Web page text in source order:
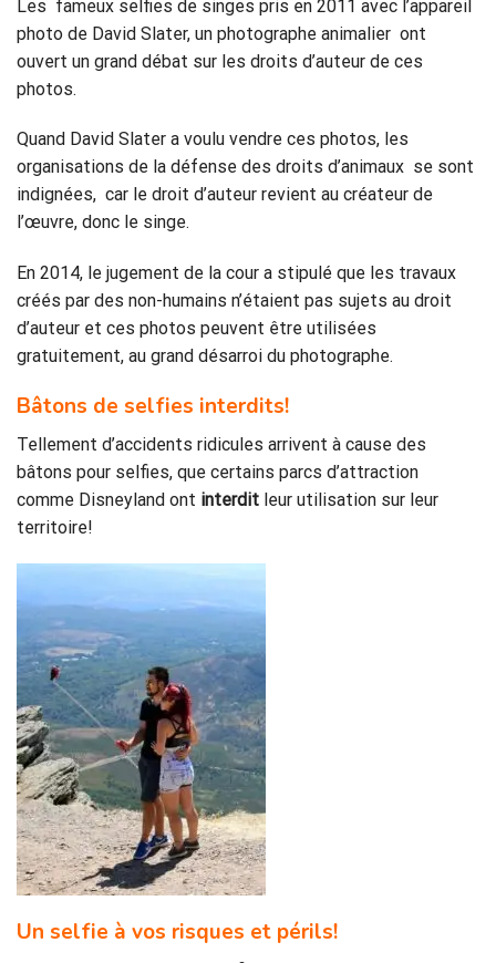
Les fameux selfies de singes pris en 2011 avec l’appareil
photo de David Slater, un photographe animalier ont
ouvert un grand débat sur les droits d’auteur de ces
photos.
Quand David Slater a voulu vendre ces photos, les
organisations de la défense des droits d’animaux se sont
indignées, car le droit d’auteur revient au créateur de
l’œuvre, donc le singe.
En 2014, le jugement de la cour a stipulé que les travaux
créés par des non-humains n’étaient pas sujets au droit
d’auteur et ces photos peuvent être utilisées
gratuitement, au grand désarroi du photographe.
Bâtons de selfies interdits!
Tellement d’accidents ridicules arrivent à cause des
bâtons pour selfies, que certains parcs d’attraction
comme Disneyland ont interdit leur utilisation sur leur
territoire!
Un selfie à vos risques et périls!